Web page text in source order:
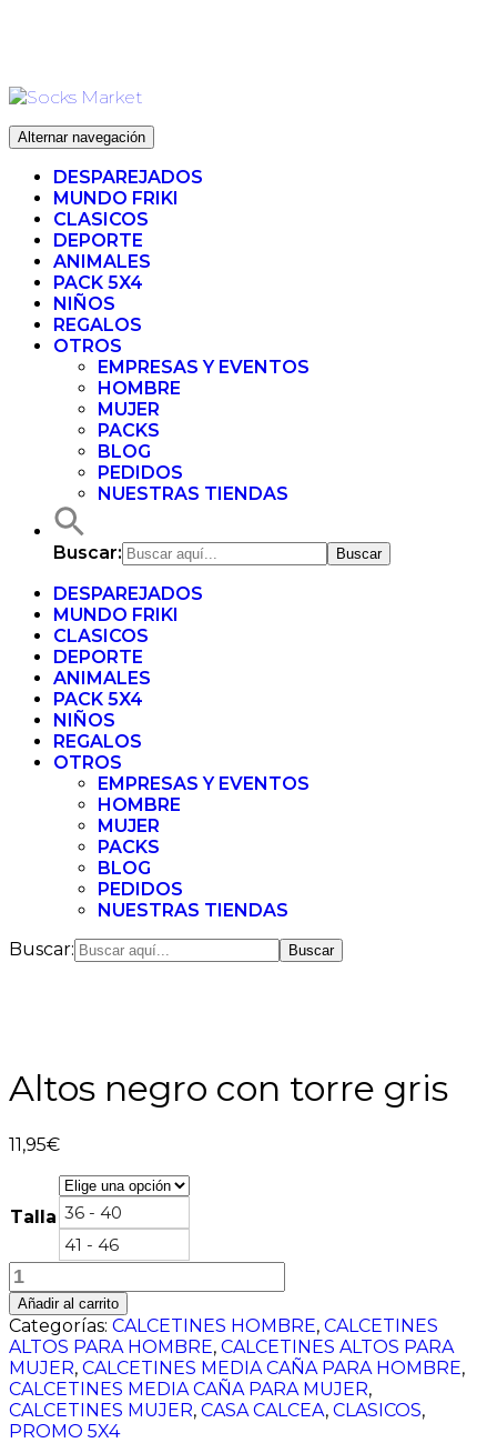
Alternar navegación
DESPAREJADOS
MUNDO FRIKI
CLASICOS
DEPORTE
ANIMALES
PACK 5X4
NIÑOS
REGALOS
OTROS
EMPRESAS Y EVENTOS
HOMBRE
MUJER
PACKS
BLOG
PEDIDOS
NUESTRAS TIENDAS
Buscar:
DESPAREJADOS
MUNDO FRIKI
CLASICOS
DEPORTE
ANIMALES
PACK 5X4
NIÑOS
REGALOS
OTROS
EMPRESAS Y EVENTOS
HOMBRE
MUJER
PACKS
BLOG
PEDIDOS
NUESTRAS TIENDAS
Buscar:
Altos negro con torre gris
11,95€
Talla 36 - 40
41 - 46
Altos
negro
con
torre
gris
cantidad
Añadir al carrito
Categorías: CALCETINES HOMBRE, CALCETINES
ALTOS PARA HOMBRE, CALCETINES ALTOS PARA
MUJER, CALCETINES MEDIA CAÑA PARA HOMBRE,
CALCETINES MEDIA CAÑA PARA MUJER,
CALCETINES MUJER, CASA CALCEA, CLASICOS,
PROMO 5X4